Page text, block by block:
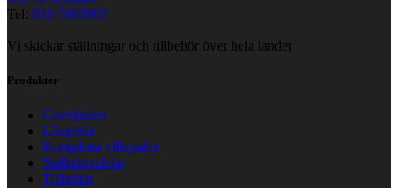
Tel: 031-7605005
Vi skickar ställningar och tillbehör över hela landet
Produkter
Gavelpaket
Långsida
Kompletta villapaket
Ställningsdelar
Tillbehör